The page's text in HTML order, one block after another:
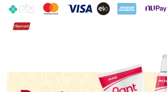
PIX MasterCard
VISA ELO AMEX NuPay
Hipercard
Promoção em Destaque